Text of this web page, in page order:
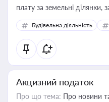
Будівельна діяльність
Акцизний податок
Про що тема: Про новини